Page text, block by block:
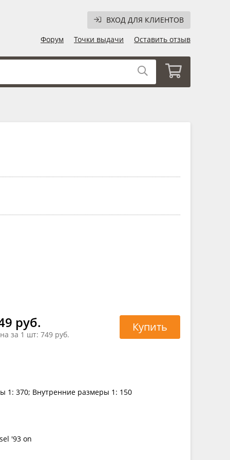
ВХОД ДЛЯ КЛИЕНТОВ
Форум
Точки выдачи Оставить отзыв
руб.
за 1 шт: 749 руб.
Купить
1: 370; Внутренние размеры 1: 150
'93 on